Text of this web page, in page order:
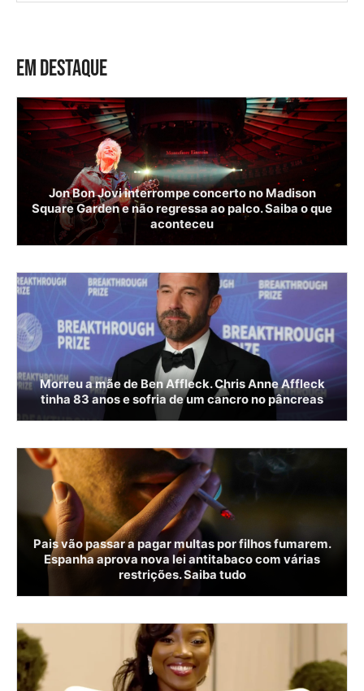
EM DESTAQUE
Jon Bon Jovi interrompe concerto no Madison
Square Garden e não regressa ao palco. Saiba o que
aconteceu
Morreu a mãe de Ben Affleck. Chris Anne Affleck
tinha 83 anos e sofria de um cancro no pâncreas
Pais vão passar a pagar multas por filhos fumarem.
Espanha aprova nova lei antitabaco com várias
restrições. Saiba tudo